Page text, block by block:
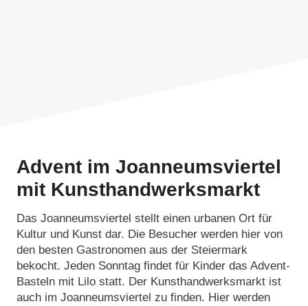
Advent im Joanneumsviertel
mit Kunsthandwerksmarkt
Das Joanneumsviertel stellt einen urbanen Ort für
Kultur und Kunst dar. Die Besucher werden hier von
den besten Gastronomen aus der Steiermark
bekocht. Jeden Sonntag findet für Kinder das Advent-
Basteln mit Lilo statt. Der Kunsthandwerksmarkt ist
auch im Joanneumsviertel zu finden. Hier werden